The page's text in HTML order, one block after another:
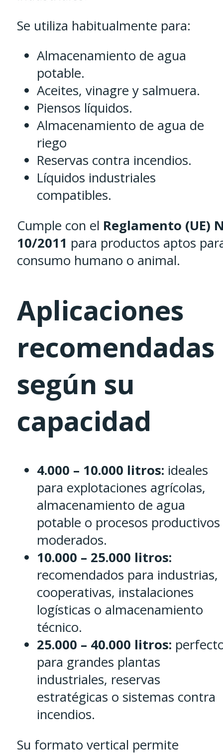
Se utiliza habitualmente para:
Almacenamiento de agua
potable.
Aceites, vinagre y salmuera.
Piensos líquidos.
Almacenamiento de agua de
riego
Reservas contra incendios.
Líquidos industriales
compatibles.
Cumple con el Reglamento (UE)
10/2011 para productos aptos
consumo humano o animal.
Aplicaciones
recomendadas
según su
capacidad
4.000 – 10.000 litros: ideales
para explotaciones agrícolas,
almacenamiento de agua
potable o procesos productivos
moderados.
10.000 – 25.000 litros:
recomendados para industrias,
cooperativas, instalaciones
logísticas o almacenamiento
técnico.
25.000 – 40.000 litros:
para grandes plantas
industriales, reservas
estratégicas o sistemas contra
incendios.
Su formato vertical permite